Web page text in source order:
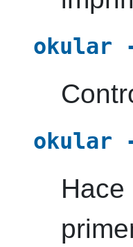
okular
okular
Hace